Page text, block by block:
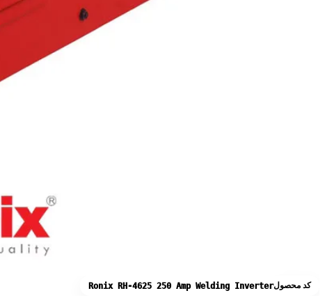
کد محصولRonix RH-4625 250 Amp Welding Inverter